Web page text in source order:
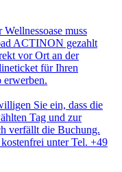
muss
ACTINON gezahlt
vor Ort an der
für Ihren
erwerben.
Sie ein, dass die
Tag und zur
verfällt die Buchung.
unter Tel. +49